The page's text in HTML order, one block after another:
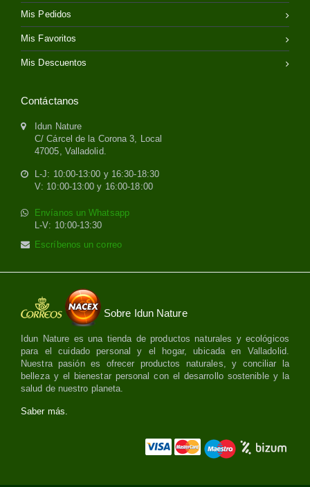
Mis Pedidos
Mis Favoritos
Mis Descuentos
Contáctanos
Idun Nature
C/ Cárcel de la Corona 3, Local
47005, Valladolid.
L-J: 10:00-13:00 y 16:30-18:30
V: 10:00-13:00 y 16:00-18:00
Envíanos un Whatsapp
L-V: 10:00-13:30
Escríbenos un correo
Sobre Idun Nature
Idun Nature es una tienda de productos naturales y ecológicos
para el cuidado personal y el hogar, ubicada en Valladolid.
Nuestra pasión es ofrecer productos naturales, y conciliar la
belleza y el bienestar personal con el desarrollo sostenible y la
salud de nuestro planeta.
Saber más.